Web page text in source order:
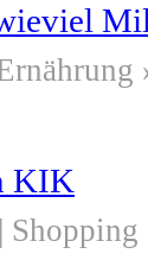
KIK
| Shopping